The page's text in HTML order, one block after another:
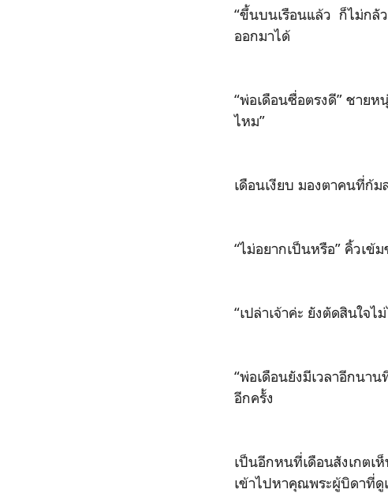
“ขึ้นบนเรือนแล้ว ก็ไม่กลัว
ออกมาได้
“พ่อเดือนซื่อตรงดี” ชายห
ไหม”
เดือนเงียบ มองตาคนที่ก้
“ไม่อยากเป็นหรือ” คิ้วเข้
“เปล่าเจ้าค่ะ ยังตัดสินใจไ
“พ่อเดือนยังมีเวลาอีกนา
อีกครั้ง
เป็นอีกหนที่เดือนสังเกตเ
เข้าไปหาคุณพระผู้บิดาที่ดู